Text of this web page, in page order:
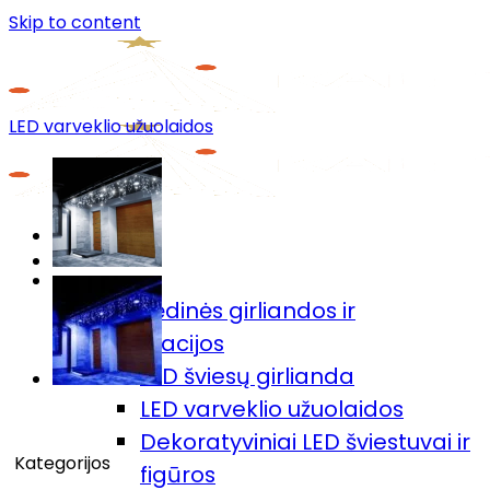
Skip to content
Menu
Prekių katalogas
🎄Kalėdinės girliandos ir
dekoracijos
LED šviesų girlianda
LED varveklio užuolaidos
Dekoratyviniai LED šviestuvai ir
figūros
LED varveklio užuolaidos
Kategorijos